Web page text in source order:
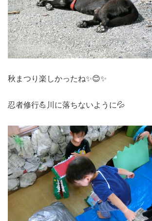
秋まつり楽しかったね✨😊✨
忍者修行💪川に落ちないように💦